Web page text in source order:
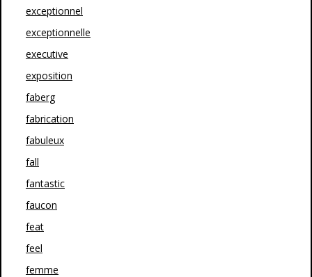
exceptionnel
exceptionnelle
executive
exposition
faberg
fabrication
fabuleux
fall
fantastic
faucon
feat
feel
femme